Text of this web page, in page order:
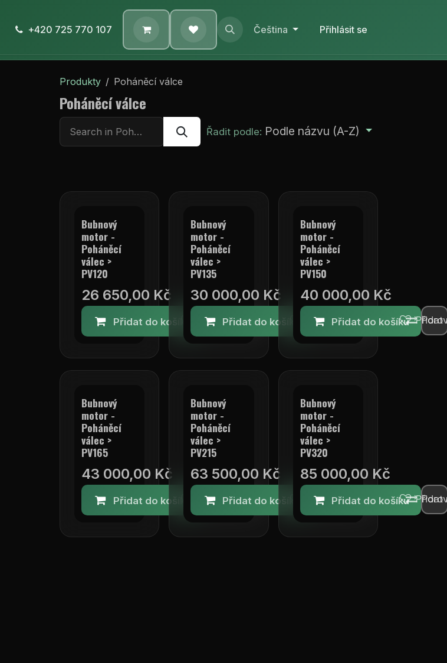
Společnost Kontaktujte nás Pomoc
+420 725 770 107 Čeština Přihlásit se
Produkty Poháněcí válce
Poháněcí válce
Řadit podle: Podle názvu (A-Z)
Bubnový
motor -
Poháněcí
válec >
PV120
26 650,00 Kč
Přidat do košíku Porovnat
Přidat na seznam přání
Bubnový
motor -
Poháněcí
válec >
PV135
30 000,00 Kč
Přidat do košíku Porovnat
Přidat na seznam přání
Bubnový
motor -
Poháněcí
válec >
PV150
40 000,00 Kč
Přidat do košíku Přidat
Bubnový
motor -
Poháněcí
válec >
PV165
43 000,00 Kč
Přidat do košíku Porovnat
Přidat na seznam přání
Bubnový
motor -
Poháněcí
válec >
PV215
63 500,00 Kč
Přidat do košíku Porovnat
Přidat na seznam přání
Bubnový
motor -
Poháněcí
válec >
PV320
85 000,00 Kč
Přidat do košíku Přidat